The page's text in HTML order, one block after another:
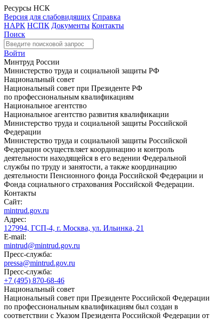
Ресурсы НСК
Версия для слабовидящих Справка
НАРК НСПК Документы Контакты
Поиск
Войти
Минтруд России
Министерство труда и социальной защиты РФ
Национальный совет
Национальный совет при Президенте РФ
по профессиональным квалификациям
Национальное агентство
Национальное агентство развития квалификации
Министерство труда и социальной защиты Российской
Федерации
Министерство труда и социальной защиты Российской
Федерации осуществляет координацию и контроль
деятельности находящейся в его ведении Федеральной
службы по труду и занятости, а также координацию
деятельности Пенсионного фонда Российской Федерации и
Фонда социального страхования Российской Федерации.
Контакты
Сайт:
mintrud.gov.ru
Адрес:
127994, ГСП-4, г. Москва, ул. Ильинка, 21
E-mail:
mintrud@mintrud.gov.ru
Пресс-служба:
pressa@mintrud.gov.ru
Пресс-служба:
+7 (495) 870-68-46
Национальный совет
Национальный совет при Президенте Российской Федерации
по профессиональным квалификациям был создан в
соответствии с Указом Президента Российской Федерации от